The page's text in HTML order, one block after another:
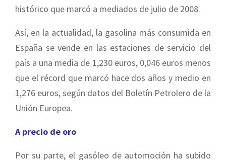
histórico que marcó a mediados de julio de 2008.
Así, en la actualidad, la gasolina más consumida en
España se vende en las estaciones de servicio del
país a una media de 1,230 euros, 0,046 euros menos
que el récord que marcó hace dos años y medio en
1,276 euros, según datos del Boletín Petrolero de la
Unión Europea.
A precio de oro
Por su parte, el gasóleo de automoción ha subido